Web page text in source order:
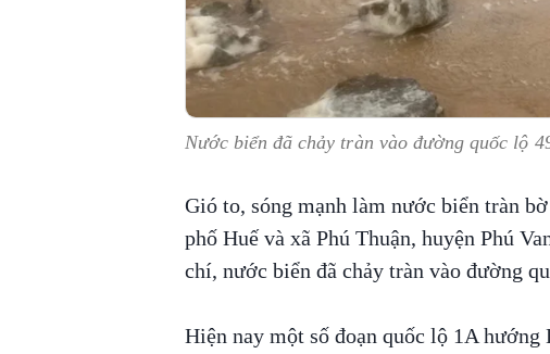
Nước biển đã chảy tràn vào đường quốc lộ
Gió to, sóng mạnh làm nước biển tràn
phố Huế và xã Phú Thuận, huyện Phú
chí, nước biển đã chảy tràn vào đường
Hiện nay một số đoạn quốc lộ 1A